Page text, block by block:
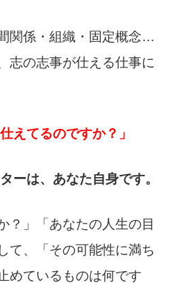
関係・組織・固定概念…
志の志事が仕える仕事に
えてるのですか？」
ーは、あなた自身です。
？」「あなたの人生の目
て、「その可能性に満ち
めているものは何です